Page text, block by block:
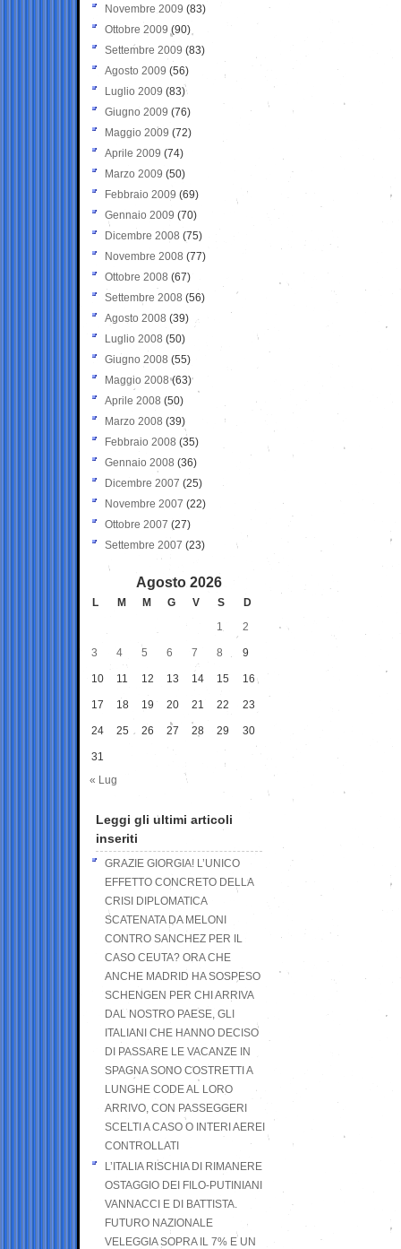
Novembre 2009 (83)
Ottobre 2009 (90)
Settembre 2009 (83)
Agosto 2009 (56)
Luglio 2009 (83)
Giugno 2009 (76)
Maggio 2009 (72)
Aprile 2009 (74)
Marzo 2009 (50)
Febbraio 2009 (69)
Gennaio 2009 (70)
Dicembre 2008 (75)
Novembre 2008 (77)
Ottobre 2008 (67)
Settembre 2008 (56)
Agosto 2008 (39)
Luglio 2008 (50)
Giugno 2008 (55)
Maggio 2008(63)
Aprile 2008 (50)
Marzo 2008 (39)
Febbraio 2008 (35)
Gennaio 2008 (36)
Dicembre 2007 (25)
Novembre 2007 (22)
Ottobre 2007 (27)
Settembre 2007 (23)
Agosto 2026
L M M G V S
D
1
2
3 4 5 6 7 8 9
10 11 12 13 14 15 16
17 18 19 20 21 22 23
24 25 26 27 28 29 30
31
« Lug
Leggi gli ultimi articoli
inseriti
GRAZIE GIORGIA! L’UNICO
EFFETTO CONCRETO DELLA
CRISI DIPLOMATICA
SCATENATA DA MELONI
CONTRO SANCHEZ PER IL
CASO CEUTA? ORA CHE
ANCHE MADRID HA SOSPESO
SCHENGEN PER CHI ARRIVA
DAL NOSTRO PAESE, GLI
ITALIANI CHE HANNO DECISO
DI PASSARE LE VACANZE IN
SPAGNA SONO COSTRETTI A
LUNGHE CODE AL LORO
ARRIVO, CON PASSEGGERI
SCELTI A CASO O INTERI AEREI
CONTROLLATI
L’ITALIA RISCHIA DI RIMANERE
OSTAGGIO DEI FILO-PUTINIANI
VANNACCI E DI BATTISTA.
FUTURO NAZIONALE
VELEGGIA SOPRA IL 7% E UN